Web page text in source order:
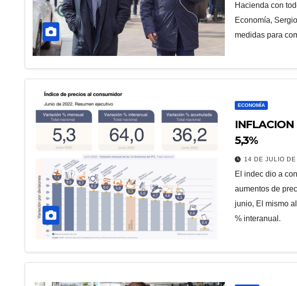
Hacienda con
Economía,
medidas para
ECONOMÍA
INFLACION
5,3%
14 DE JULIO
El indec dio a
aumentos de
junio, El mismo
% interanual.